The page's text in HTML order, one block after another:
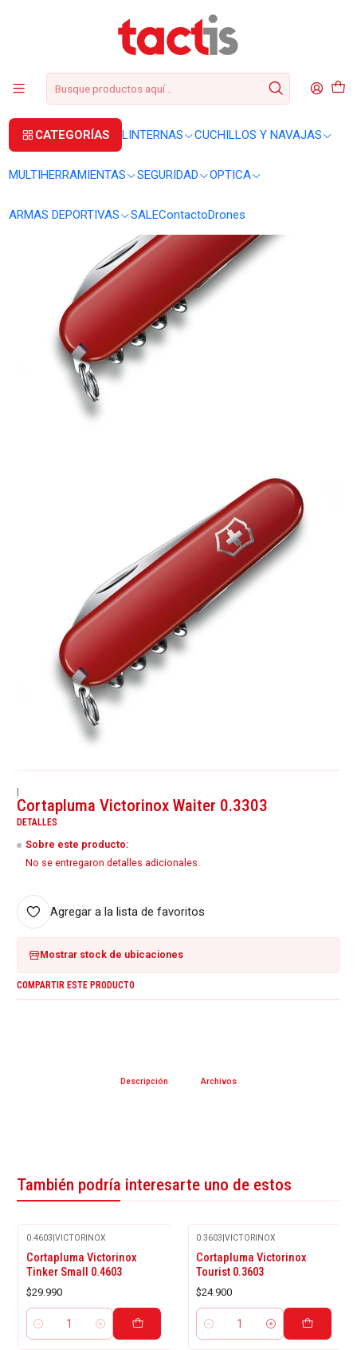
CATEGORÍAS LINTERNAS CUCHILLOS Y NAVAJAS
MULTIHERRAMIENTAS SEGURIDAD OPTICA
ARMAS DEPORTIVAS SALEContactoDrones
+56 2 3224 9572 +569 62369815
CUCHILLOS Y NAVAJAS
CORTAPLUMAS
Cortapluma Victorinox Waiter 0.3303
|
Cortapluma Victorinox Waiter 0.3303
DETALLES
Sobre este producto:
No se entregaron detalles adicionales.
Agregar a la lista de favoritos
Mostrar stock de ubicaciones
COMPARTIR ESTE PRODUCTO
Descripción Archivos
También podría interesarte uno de estos
0.4603|VICTORINOX
Cortapluma Victorinox
Tinker Small 0.4603
$29.990
Cantidad
0.3603|VICTORINOX
Cortapluma Victorinox
Tourist 0.3603
$24.900
Cantidad